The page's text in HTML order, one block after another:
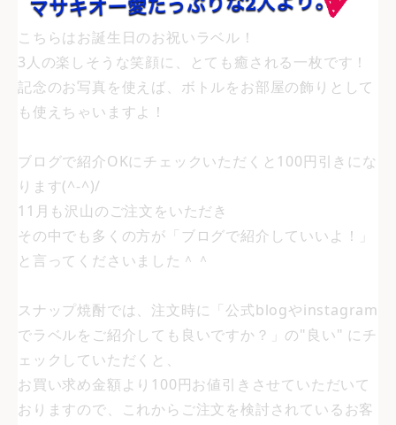
こちらはお誕生日のお祝いラベル！
3人の楽しそうな笑顔に、とても癒される一枚です！
記念のお写真を使えば、ボトルをお部屋の飾りとして
も使えちゃいますよ！
ブログで紹介OKにチェックいただくと100円引きにな
ります(^-^)/
11月も沢山のご注文をいただき
その中でも多くの方が「ブログで紹介していいよ！」
と言ってくださいました＾＾
スナップ焼酎では、注文時に「公式blogやinstagram
でラベルをご紹介しても良いですか？」の"良い" にチ
ェックしていただくと、
お買い求め金額より100円お値引きさせていただいて
おりますので、これからご注文を検討されているお客